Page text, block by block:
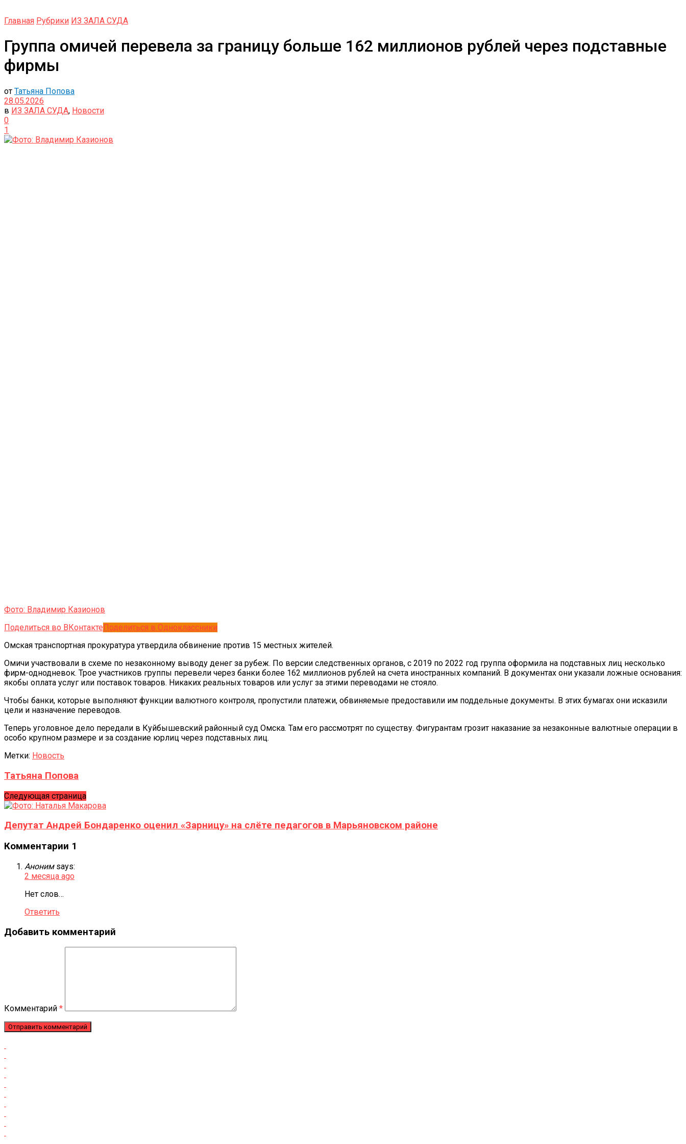
Главная Рубрики ИЗ ЗАЛА СУДА
Группа омичей перевела за границу больше 162 миллионов рублей через подставные
фирмы
от Татьяна Попова
28.05.2026
в ИЗ ЗАЛА СУДА, Новости
0
1
Фото: Владимир Казионов
Поделиться во ВКонтакте Поделиться в Одноклассники
Омская транспортная прокуратура утвердила обвинение против 15 местных жителей.
Омичи участвовали в схеме по незаконному выводу денег за рубеж. По версии следственных органов, с 2019 по 2022 год группа оформила на подставных лиц несколько
фирм-однодневок. Трое участников группы перевели через банки более 162 миллионов рублей на счета иностранных компаний. В документах они указали ложные основания:
якобы оплата услуг или поставок товаров. Никаких реальных товаров или услуг за этими переводами не стояло.
Чтобы банки, которые выполняют функции валютного контроля, пропустили платежи, обвиняемые предоставили им поддельные документы. В этих бумагах они исказили
цели и назначение переводов.
Теперь уголовное дело передали в Куйбышевский районный суд Омска. Там его рассмотрят по существу. Фигурантам грозит наказание за незаконные валютные операции в
особо крупном размере и за создание юрлиц через подставных лиц.
Метки: Новость
Татьяна Попова
Следующая страница
Депутат Андрей Бондаренко оценил «Зарницу» на слёте педагогов в Марьяновском районе
Комментарии 1
Аноним says:
2 месяца ago
Нет слов…
Ответить
Добавить комментарий
Комментарий *